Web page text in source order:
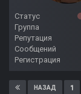
Статус
Группа
Репутация
Сообщений
Регистрация
НАЗАД 1